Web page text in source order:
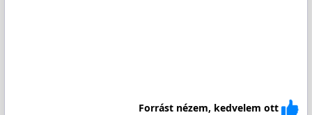
Forrást nézem, kedvelem ott